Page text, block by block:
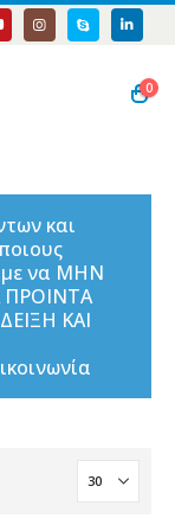
0
και
να ΜΗΝ
ΠΡΟΙΝΤΑ
ΚΑΙ